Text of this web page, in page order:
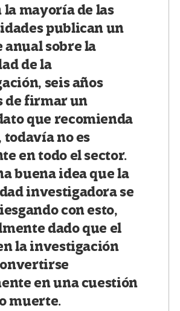
la mayoría de las
publican un
sobre la
de la
seis años
de firmar un
que recomienda
todavía no es
en todo el sector.
buena idea que la
investigadora se
con esto,
dado que el
la investigación
en una cuestión
muerte.